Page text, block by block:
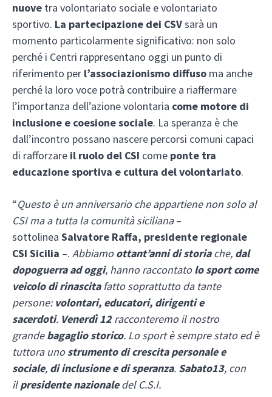
nuove tra volontariato sociale e volontariato
sportivo. La partecipazione dei CSVsarà un
momento particolarmente significativo: non solo
perché i Centri rappresentano oggi un punto di
riferimento per l’associazionismo diffuso ma anche
perché la loro voce potrà contribuire a riaffermare
l’importanza dell’azione volontaria come motore di
inclusione e coesione sociale. La speranza è che
dall’incontro possano nascere percorsi comuni capaci
di rafforzare il ruolo del CSI come ponte tra
educazione sportiva e cultura del volontariato.
“Questo è un anniversario che appartiene non solo al
CSI ma a tutta la comunità siciliana–
sottolinea Salvatore Raffa, presidente regionale
CSI Sicilia –. Abbiamoottant’anni di storiache, dal
dopoguerra ad oggi, hanno raccontatolo sport come
veicolo di rinascitafatto soprattutto da tante
persone:volontari, educatori, dirigenti e
sacerdoti. Venerdì 12racconteremo il nostro
grandebagaglio storico. Lo sport è sempre stato ed è
tuttora unostrumento di crescita personale e
sociale, di inclusione e di speranza. Sabato13, con
ilpresidente nazionaledel C.S.I.